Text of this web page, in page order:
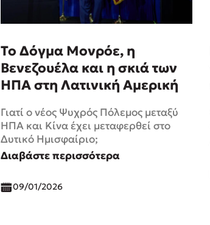
Το Δόγμα Μονρόε, η
Βενεζουέλα και η σκιά των
ΗΠΑ στη Λατινική Αμερική
Γιατί ο νέος Ψυχρός Πόλεμος μεταξύ
ΗΠΑ και Κίνα έχει μεταφερθεί στο
Δυτικό Ημισφαίριο;
Διαβάστε περισσότερα
09/01/2026